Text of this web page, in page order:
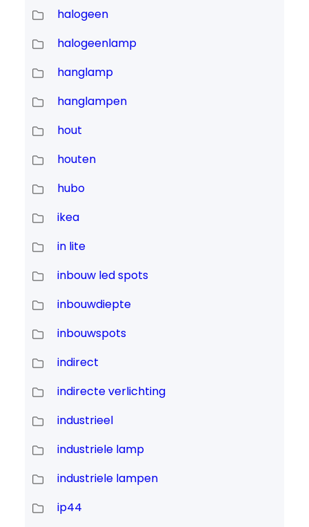
halogeen
halogeenlamp
hanglamp
hanglampen
hout
houten
hubo
ikea
in lite
inbouw led spots
inbouwdiepte
inbouwspots
indirect
indirecte verlichting
industrieel
industriele lamp
industriele lampen
ip44